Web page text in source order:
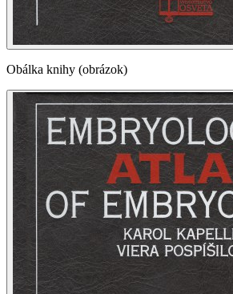
Obálka knihy (obrázok)